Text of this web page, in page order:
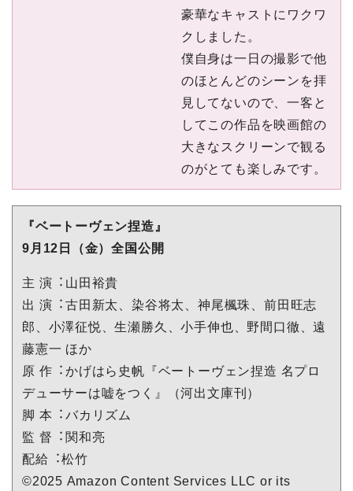
豪華なキャストにワクワ
クしました。
僕⾃⾝は⼀⽇の撮影で他
のほとんどのシーンを拝
⾒してないので、⼀客と
してこの作品を映画館の
⼤きなスクリーンで観る
のがとても楽しみです。
『ベートーヴェン捏造』
9⽉12⽇（⾦）全国公開
主 演︓⼭⽥裕貴
出 演︓古⽥新太、染⾕将太、神尾楓珠、前⽥旺志
郎、⼩澤征悦、⽣瀬勝久、⼩⼿伸也、野間⼝徹、遠
藤憲⼀ ほか
原 作︓かげはら史帆『ベートーヴェン捏造 名プロ
デューサーは嘘をつく』（河出⽂庫刊）
脚 本︓バカリズム
監 督︓関和亮
配給︓松⽵
©2025 Amazon Content Services LLC or its